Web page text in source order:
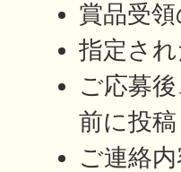
賞品受
指定さ
ご応募
前に投
ご連絡